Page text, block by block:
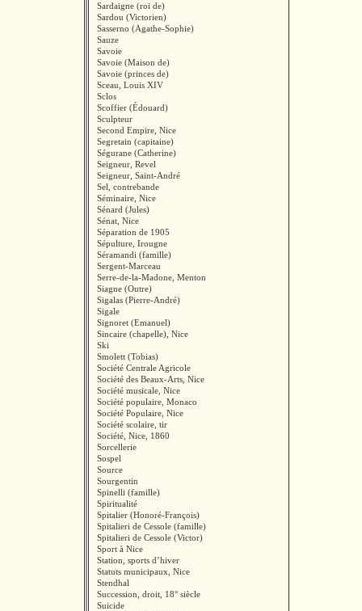
Sardaigne (roi de)
Sardou (Victorien)
Sasserno (Agathe-Sophie)
Sauze
Savoie
Savoie (Maison de)
Savoie (princes de)
Sceau, Louis XIV
Sclos
Scoffier (Édouard)
Sculpteur
Second Empire, Nice
Segretain (capitaine)
Ségurane (Catherine)
Seigneur, Revel
Seigneur, Saint-André
Sel, contrebande
Séminaire, Nice
Sénard (Jules)
Sénat, Nice
Séparation de 1905
Sépulture, Irougne
Séramandi (famille)
Sergent-Marceau
Serre-de-la-Madone, Menton
Siagne (Outre)
Sigalas (Pierre-André)
Sigale
Signoret (Emanuel)
Sincaire (chapelle), Nice
Ski
Smolett (Tobias)
Société Centrale Agricole
Société des Beaux-Arts, Nice
Société musicale, Nice
Société populaire, Monaco
Société Populaire, Nice
Société scolaire, tir
Société, Nice, 1860
Sorcellerie
Sospel
Source
Sourgentin
Spinelli (famille)
Spiritualité
Spitalier (Honoré-François)
Spitalieri de Cessole (famille)
Spitalieri de Cessole (Victor)
Sport à Nice
Station, sports d’hiver
Statuts municipaux, Nice
Stendhal
Succession, droit, 18° siècle
Suicide